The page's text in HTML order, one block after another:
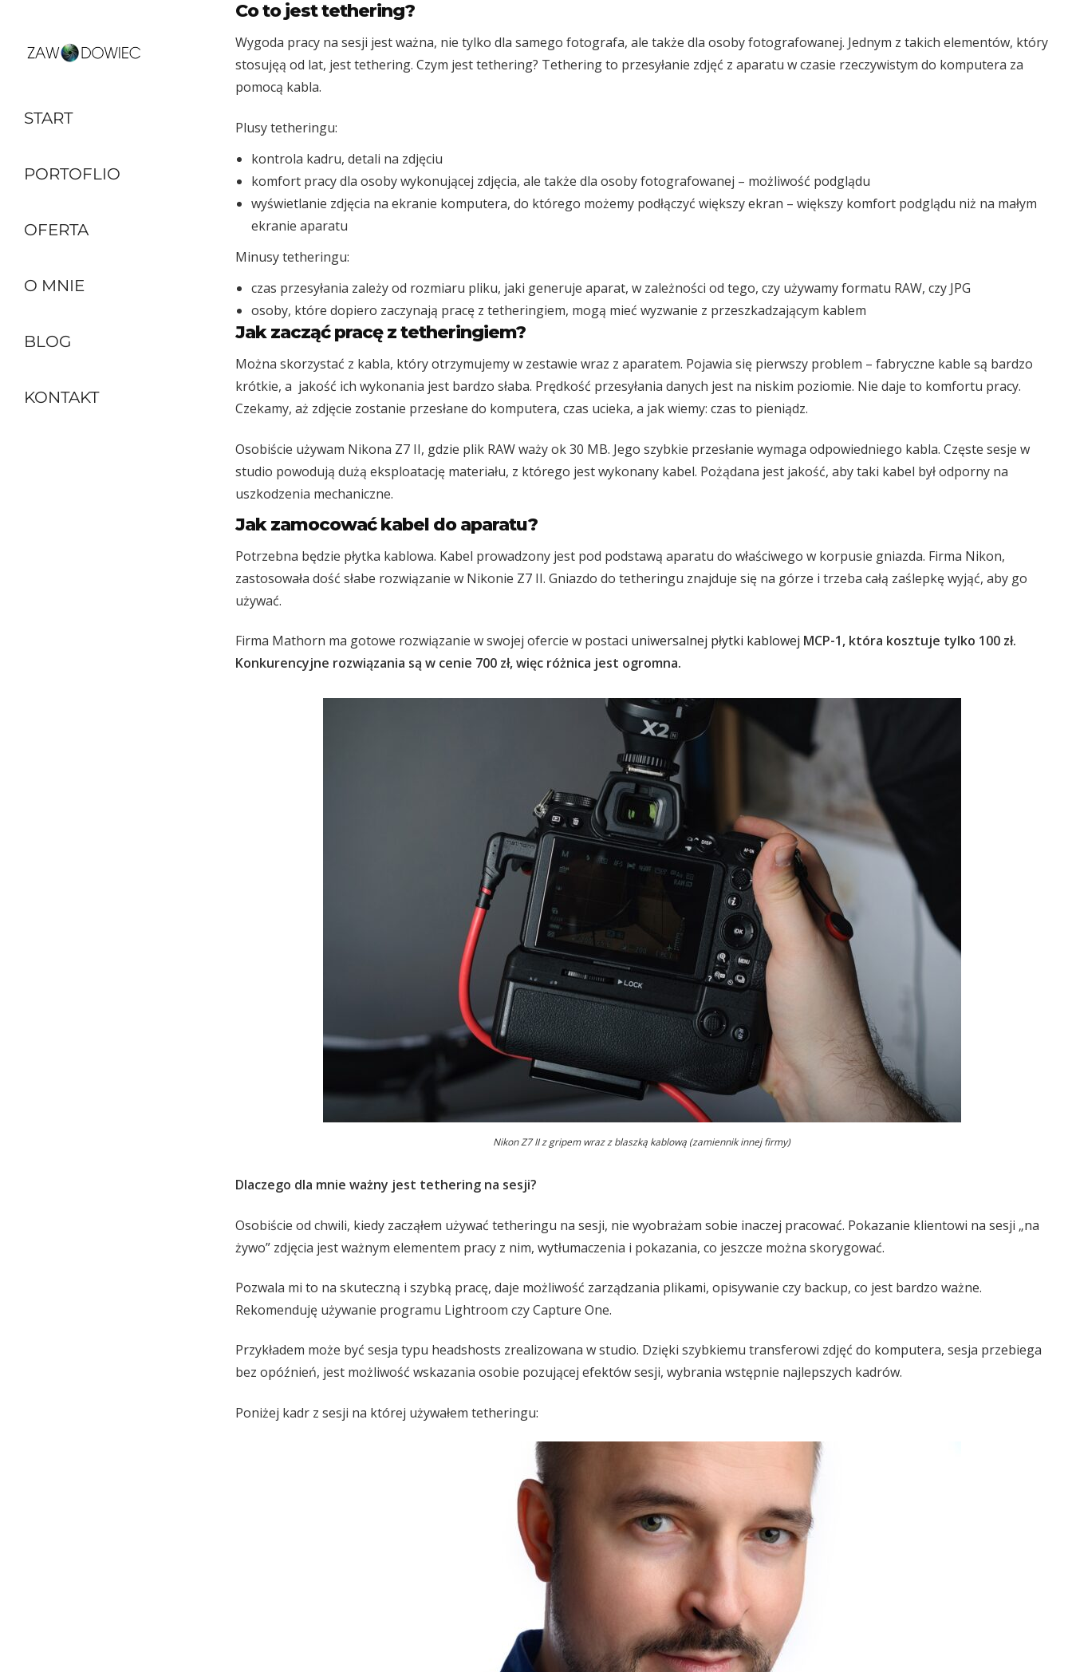
START
PORTOFLIO
OFERTA
O MNIE
BLOG
KONTAKT
Co to jest tethering?
Wygoda pracy na sesji jest ważna, nie tylko dla samego fotografa, ale także dla osoby fotografowanej. Jednym z takich elementów, który
stosujęą od lat, jest tethering. Czym jest tethering? Tethering to przesyłanie zdjęć z aparatu w czasie rzeczywistym do komputera za
pomocą kabla.
Plusy tetheringu:
kontrola kadru, detali na zdjęciu
komfort pracy dla osoby wykonującej zdjęcia, ale także dla osoby fotografowanej – możliwość podglądu
wyświetlanie zdjęcia na ekranie komputera, do którego możemy podłączyć większy ekran – większy komfort podglądu niż na małym
ekranie aparatu
Minusy tetheringu:
czas przesyłania zależy od rozmiaru pliku, jaki generuje aparat, w zależności od tego, czy używamy formatu RAW, czy JPG
osoby, które dopiero zaczynają pracę z tetheringiem, mogą mieć wyzwanie z przeszkadzającym kablem
Jak zacząć pracę z tetheringiem?
Można skorzystać z kabla, który otrzymujemy w zestawie wraz z aparatem. Pojawia się pierwszy problem – fabryczne kable są bardzo
krótkie, a jakość ich wykonania jest bardzo słaba. Prędkość przesyłania danych jest na niskim poziomie. Nie daje to komfortu pracy.
Czekamy, aż zdjęcie zostanie przesłane do komputera, czas ucieka, a jak wiemy: czas to pieniądz.
Osobiście używam Nikona Z7 II, gdzie plik RAW waży ok 30 MB. Jego szybkie przesłanie wymaga odpowiedniego kabla. Częste sesje w
studio powodują dużą eksploatację materiału, z którego jest wykonany kabel. Pożądana jest jakość, aby taki kabel był odporny na
uszkodzenia mechaniczne.
Jak zamocować kabel do aparatu?
Potrzebna będzie płytka kablowa. Kabel prowadzony jest pod podstawą aparatu do właściwego w korpusie gniazda. Firma Nikon,
zastosowała dość słabe rozwiązanie w Nikonie Z7 II. Gniazdo do tetheringu znajduje się na górze i trzeba całą zaślepkę wyjąć, aby go
używać.
Firma Mathorn ma gotowe rozwiązanie w swojej ofercie w postaci uniwersalnej płytki kablowej MCP-1, która kosztuje tylko 100 zł.
Konkurencyjne rozwiązania są w cenie 700 zł, więc różnica jest ogromna.
Nikon Z7 II z gripem wraz z blaszką kablową (zamiennik innej firmy)
Dlaczego dla mnie ważny jest tethering na sesji?
Osobiście od chwili, kiedy zacząłem używać tetheringu na sesji, nie wyobrażam sobie inaczej pracować. Pokazanie klientowi na sesji „na
żywo” zdjęcia jest ważnym elementem pracy z nim, wytłumaczenia i pokazania, co jeszcze można skorygować.
Pozwala mi to na skuteczną i szybką pracę, daje możliwość zarządzania plikami, opisywanie czy backup, co jest bardzo ważne.
Rekomenduję używanie programu Lightroom czy Capture One.
Przykładem może być sesja typu headshosts zrealizowana w studio. Dzięki szybkiemu transferowi zdjęć do komputera, sesja przebiega
bez opóźnień, jest możliwość wskazania osobie pozującej efektów sesji, wybrania wstępnie najlepszych kadrów.
Poniżej kadr z sesji na której używałem tetheringu: